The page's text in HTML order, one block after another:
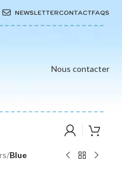
NEWSLETTERCONTACTFAQS
Nous contacter
/Blue